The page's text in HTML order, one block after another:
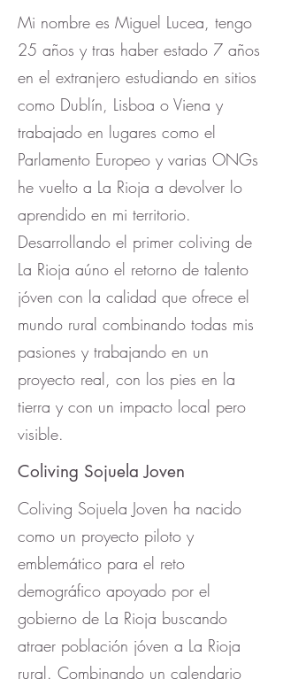
Mi nombre es Miguel Lucea, tengo
25 años y tras haber estado 7 años
en el extranjero estudiando en sitios
como Dublín, Lisboa o Viena y
trabajado en lugares como el
Parlamento Europeo y varias ONGs
he vuelto a La Rioja a devolver lo
aprendido en mi territorio.
Desarrollando el primer coliving de
La Rioja aúno el retorno de talento
jóven con la calidad que ofrece el
mundo rural combinando todas mis
pasiones y trabajando en un
proyecto real, con los pies en la
tierra y con un impacto local pero
visible.
Coliving Sojuela Joven
Coliving Sojuela Joven ha nacido
como un proyecto piloto y
emblemático para el reto
demográfico apoyado por el
gobierno de La Rioja buscando
atraer población jóven a La Rioja
rural. Combinando un calendario